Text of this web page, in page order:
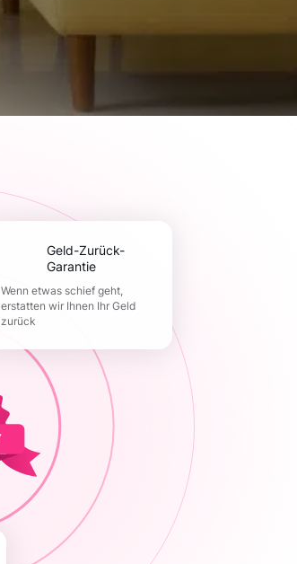
Geld-Zurück-
Garantie
Wenn etwas schief geht,
erstatten wir Ihnen Ihr Geld
zurück